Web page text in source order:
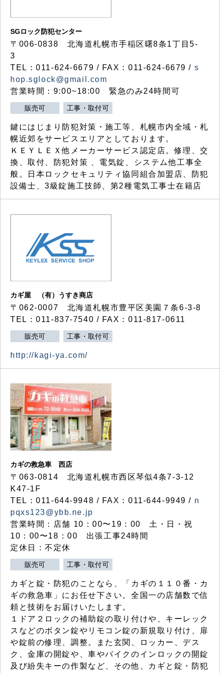
SGロック防犯センター
〒006-0838 北海道札幌市手稲区曙8条1丁目5-
3
TEL：011-624-6679 / FAX：011-624-6679 / s
hop.sglock@gmail.com
営業時間：9:00~18:00 緊急のみ24時間可
販売可 工事・取付可
鍵にはじまり防犯対策・施工等、札幌市内全域・札
幌近郊をサービスエリアとしております。
ＫＥＹＬＥＸ他メーカーサービス認定店。修理、交
換、取付、防犯対策 、電気錠、システム他工事全
般。日本ロックセキュリティ協同組合加盟店、防犯
設備士、3級錠施工技師、第2種電気工事士在籍店
カギ屋 （有）うすき商店
〒062-0007 北海道札幌市豊平区美園７条6-3-8
TEL：011-837-7540 / FAX：011-817-0611
販売可 工事・取付可
http://kagi-ya.com/
カギの救急車 西店
〒063-0814 北海道札幌市西区琴似4条7-3-12
K47-1F
TEL：011-644-9948 / FAX：011-644-9949 / n
pqxs123@ybb.ne.jp
営業時間：店舗 10：00〜19：00 土・日・祝
10：00〜18：00 出張工事24時間
定休日：不定休
販売可 工事・取付可
カギと錠・防犯のことなら、「カギの１１０番・カ
ギの救急車」にお任せ下さい。全国一の店舗数で信
頼と技術をお届けいたします。
１ドア２ロックの補助錠の取り付けや、キーレック
スなどのボタン錠やリモコン錠の新規取り付け、扉
や錠前の修理、調整。また玄関、ロッカー、デス
ク、金庫の開錠や、車やバイクのインロックの開錠
及び紛失キーの作製など、その他、カギと錠・防犯